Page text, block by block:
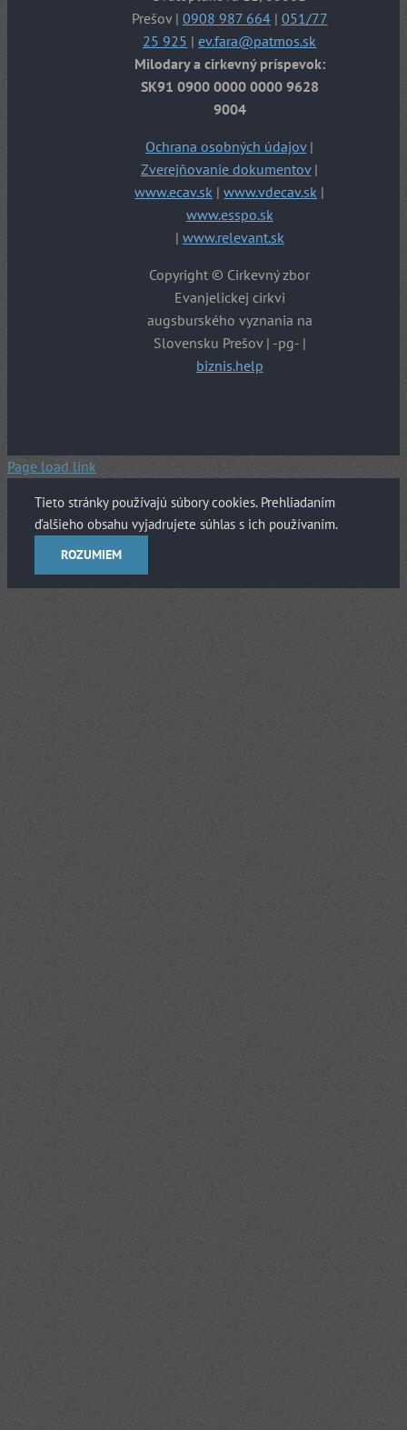
Prešov | 0908 987 664| 051/77
25 925 |ev.fara@patmos.sk
Milodary a cirkevný príspevok:
SK91 0900 0000 0000 9628
9004
Ochrana osobných údajov|
Zverejňovanie dokumentov|
www.ecav.sk |www.vdecav.sk |
www.esspo.sk
| www.relevant.sk
Copyright © Cirkevný zbor
Evanjelickej cirkvi
augsburského vyznania na
Slovensku Prešov | -pg- |
biznis.help
Page load link
Tieto stránky používajú súbory cookies. Prehliadaním
ďalšieho obsahu vyjadrujete súhlas s ich používaním.
ROZUMIEM